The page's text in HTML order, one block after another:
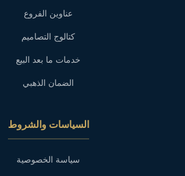
عناوين الفروع
كتالوج التصاميم
خدمات ما بعد البيع
الضمان الذهبي
السياسات والشروط
سياسة الخصوصية